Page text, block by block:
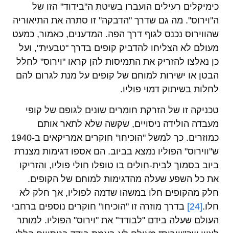
כימיקלים רעילים הועברו בשיטת ה"בידוד" הזו של
ה"וירוס". מה גם שדרך "הדבקה" זו סתרה את התיאוריה
שהווירוס נכנס לגוף דרך הפה. המדענים, כאמור, כמעט
מעולם לא הצליחו להדביק קופים בדרך "טבעית", ועל
כן נאלצו להזריק את התמיסות להן קראו "וירוס" לחלל
הבטן או ישירות למוחם של קופים על מנת לגרום להם
לחלות בשיתוק דמוי פוליו.
טכניקה זו של הזרקת חומרים שונים לגופם של קופי
מעבדה הולידה ניסויים, שקשה שלא לתאר אותם
כמוזרים. כך למשל "הוכיחו" חוקרים אמריקאים ב-1940
ש"ווירוס" הפוליו נמצא בביוב. הם אספו דגימות מצנרת
ביוב בסמוך לבית-חולים בו טופלו חולי פוליו, והזריקו
את כל השפע שעלה מהדגימות למוחם של הקופים.
חלק מהקופים חלו במשהו שדמה לפוליו, אך חלק לא
חלו.[24]
בדרך מוזרה זו "הוכיחו" חוקרים נוספים ברחבי
העולם שעלה בידם "לבודד" את "וירוס" הפוליו. למותר